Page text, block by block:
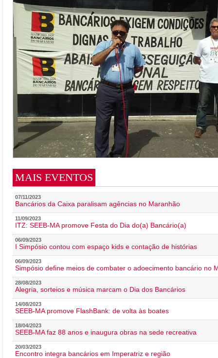
MAIS EVENTOS
07/11/2023
Bancários da Caixa paralisam agências no Maranhão
11/09/2023
ITZ: SEEB-MA promove Festa do Dia do(a) Bancário(a)
06/09/2023
I Simpósio contou com espaço kids e contação de histórias
06/09/2023
Simpósio define meios de combater o adoecimento bancário no
28/08/2023
Alegria, sorteios e música marcam o Dia dos Bancários
14/08/2023
SEEB-MA promove FlashBank: de volta às boates
18/04/2023
SEEB-MA faz 88 anos e inaugura obras na sede recreativa
20/03/2023
Encontro integra bancários em Imperatriz e região